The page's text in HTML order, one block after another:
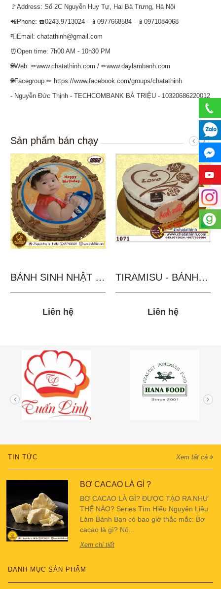
🚩Address: Số 2C Nguyễn Huy Tự, Hai Bà Trưng, Hà Nội
📲Phone: ☎️0243.9713024 - 📱0977668584 - 📱0971084068
📮Email: chatathinh@gmail.com
⏰Open time: 7h00 AM - 10h30 PM
🌐Web: ✏www.chatathinh.com / ✏www.daylambanh.com
🌐Facegroup:✏ https://www.facebook.com/groups/chatathinh
- Nguyễn Đức Thịnh - TECHCOMBANK BÀ TRIỆU - 10320686220012
Sản phẩm bán chạy
BÁNH SINH NHẬT IN...
Liên hệ
TIRAMISU - BÁNH TẶNG...
Liên hệ
TIN TỨC Xem tất cả
BƠ CACAO LÀ GÌ ?
BƠ CACAO LÀ GÌ? ĐƯỢC TẠO RA NHƯ
THẾ NÀO? Series Tìm Hiểu Nguyên Liệu
Làm Bánh Bạn có bao giờ thắc mắc: Bơ
cacao là gì? Nó...
Xem chi tiết
DANH MỤC SẢN PHẨM